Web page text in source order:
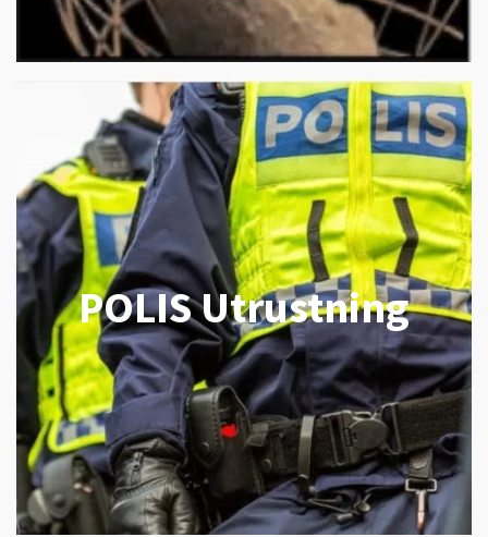
POLIS Utrustning